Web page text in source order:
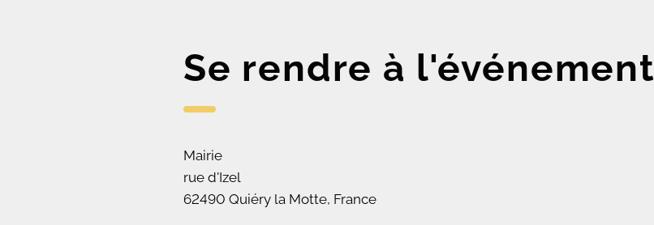
Se rendre à l'événement
Mairie
rue d'Izel
62490 Quiéry la Motte, France